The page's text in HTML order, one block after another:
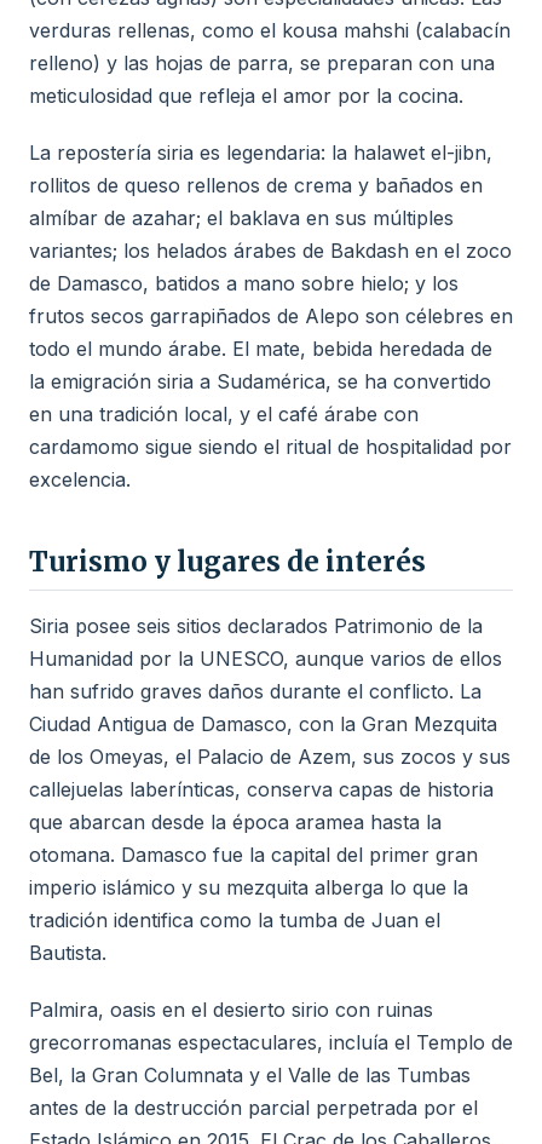
verduras rellenas, como el kousa mahshi (calabacín
relleno) y las hojas de parra, se preparan con una
meticulosidad que refleja el amor por la cocina.
La repostería siria es legendaria: la halawet el-jibn,
rollitos de queso rellenos de crema y bañados en
almíbar de azahar; el baklava en sus múltiples
variantes; los helados árabes de Bakdash en el zoco
de Damasco, batidos a mano sobre hielo; y los
frutos secos garrapiñados de Alepo son célebres en
todo el mundo árabe. El mate, bebida heredada de
la emigración siria a Sudamérica, se ha convertido
en una tradición local, y el café árabe con
cardamomo sigue siendo el ritual de hospitalidad por
excelencia.
Turismo y lugares de interés
Siria posee seis sitios declarados Patrimonio de la
Humanidad por la UNESCO, aunque varios de ellos
han sufrido graves daños durante el conflicto. La
Ciudad Antigua de Damasco, con la Gran Mezquita
de los Omeyas, el Palacio de Azem, sus zocos y sus
callejuelas laberínticas, conserva capas de historia
que abarcan desde la época aramea hasta la
otomana. Damasco fue la capital del primer gran
imperio islámico y su mezquita alberga lo que la
tradición identifica como la tumba de Juan el
Bautista.
Palmira, oasis en el desierto sirio con ruinas
grecorromanas espectaculares, incluía el Templo de
Bel, la Gran Columnata y el Valle de las Tumbas
antes de la destrucción parcial perpetrada por el